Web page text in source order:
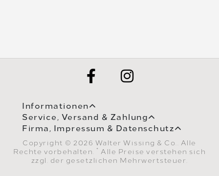
Informationen
Service, Versand & Zahlung
Firma, Impressum & Datenschutz
Copyright © 2026 Walter Wissing & Co.. Alle
Rechte vorbehalten.
* Alle Preise verstehen sich
zzgl. der gesetzlichen Mehrwertsteuer.